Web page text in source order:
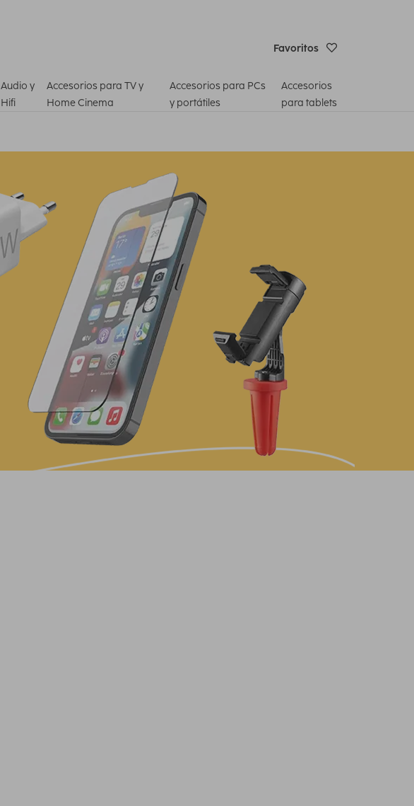
Favoritos
Audio y
Hifi
Accesorios para TV y
Home Cinema
Accesorios para PCs
y portátiles
Accesorios
para tablets